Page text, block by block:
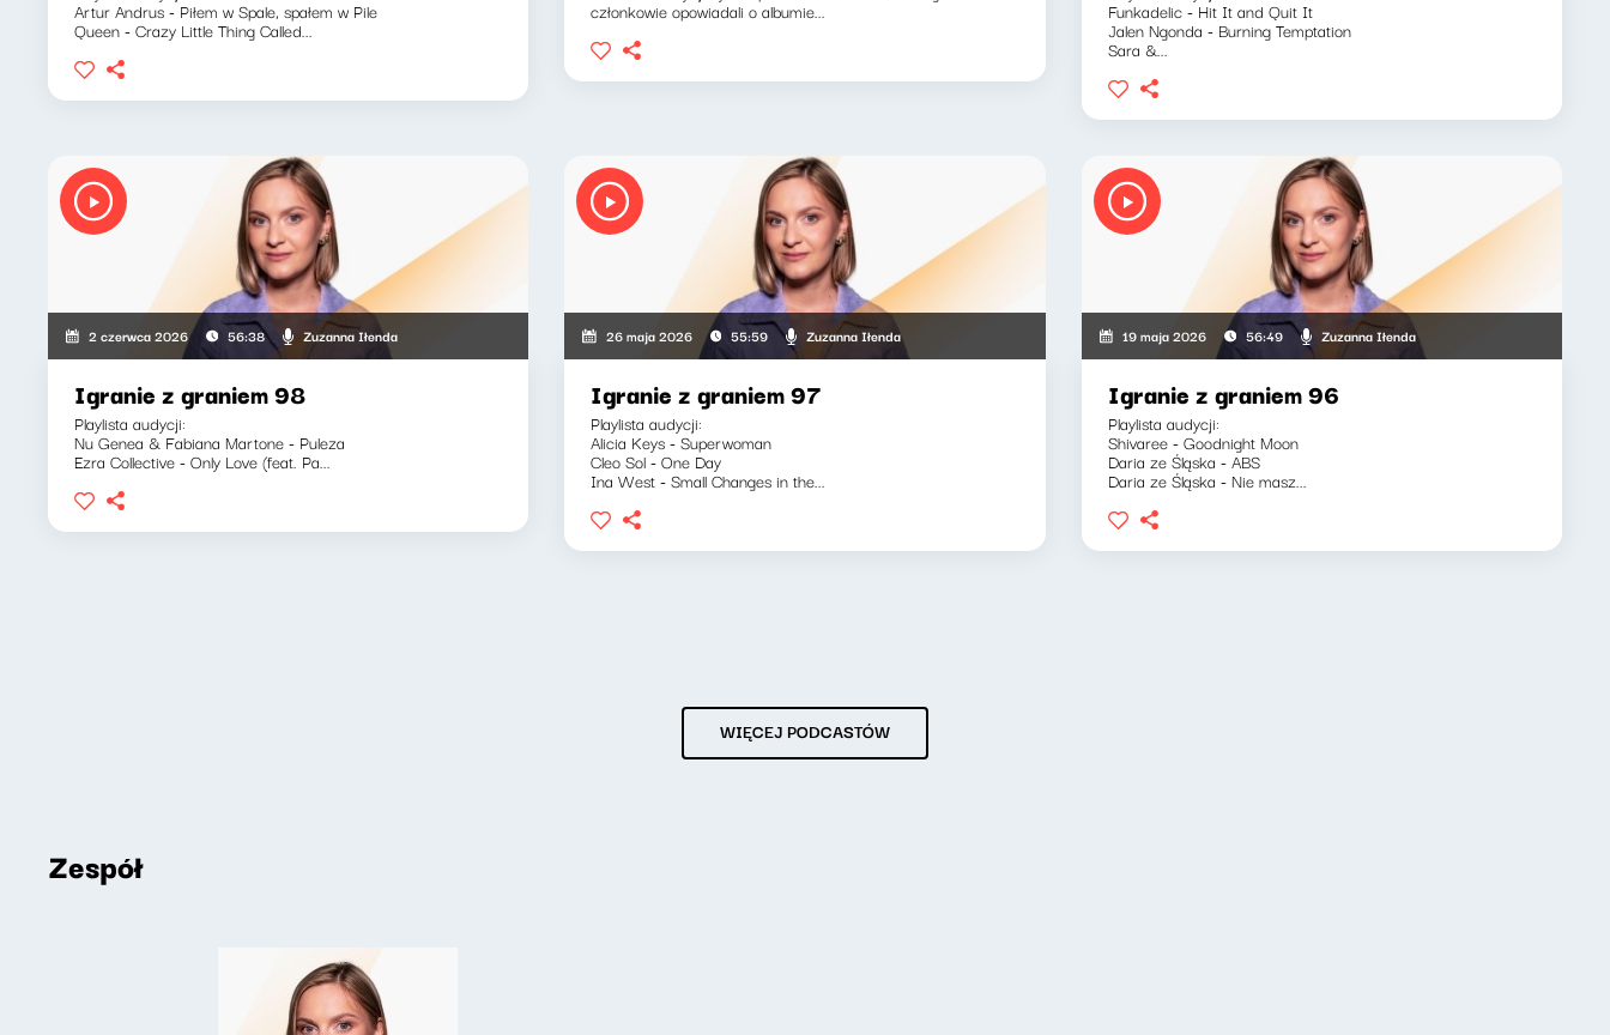
Artur Andrus - Piłem w Spale, spałem w Pile
Queen - Crazy Little Thing Called...
członkowie opowiadali o albumie... Funkadelic - Hit It and Quit It
Jalen Ngonda - Burning Temptation
Sara &...
2 czerwca 2026 56:38 Zuzanna Iłenda
Igranie z graniem 98
Playlista audycji:
Nu Genea & Fabiana Martone - Puleza
Ezra Collective - Only Love (feat. Pa...
26 maja 2026 55:59 Zuzanna Iłenda
Igranie z graniem 97
Playlista audycji:
Alicia Keys - Superwoman
Cleo Sol - One Day
Ina West - Small Changes in the...
19 maja 2026 56:49 Zuzanna Iłenda
Igranie z graniem 96
Playlista audycji:
Shivaree - Goodnight Moon
Daria ze Śląska - ABS
Daria ze Śląska - Nie masz...
WIĘCEJ PODCASTÓW
Zespół